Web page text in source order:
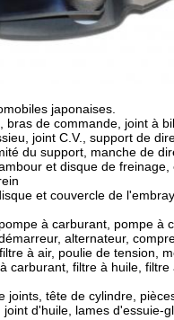
japonaises.
de commande, joint à
joint C.V., support de
du support, manche de
et disque de
et couvercle de
à carburant, pompe à
alternateur,
à air, poulie de tension,
carburant, filtre à huile,
tête de cylindre,
d'huile, lames d'essuie-